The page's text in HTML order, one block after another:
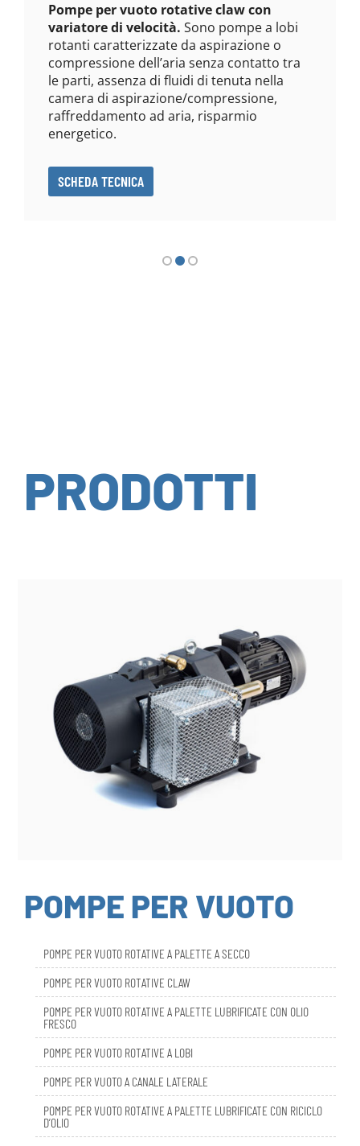
Pompe per vuoto rotative claw con
variatore di velocità. Sono pompe a lobi
rotanti caratterizzate da aspirazione o
compressione dell’aria senza contatto tra
le parti, assenza di fluidi di tenuta nella
camera di aspirazione/compressione,
raffreddamento ad aria, risparmio
energetico.
SCHEDA TECNICA
PRODOTTI
POMPE PER VUOTO
POMPE PER VUOTO ROTATIVE CLAW
POMPE PER VUOTO ROTATIVE A PALETTE LUBRIFICATE CON OLIO
FRESCO
POMPE PER VUOTO ROTATIVE A LOBI
POMPE PER VUOTO A CANALE LATERALE
POMPE PER VUOTO ROTATIVE A PALETTE LUBRIFICATE CON RICICLO
D’OLIO
DBL SMART